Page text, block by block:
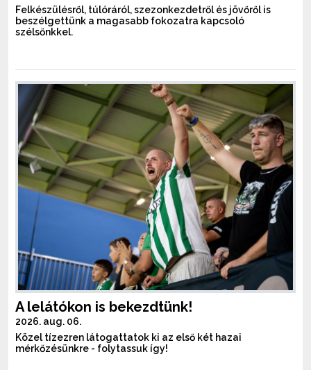
Felkészülésről, túlóráról, szezonkezdetről és jövőről is
beszélgettünk a magasabb fokozatra kapcsoló
szélsőnkkel.
A lelátókon is bekezdtünk!
2026. aug. 06.
Közel tízezren látogattatok ki az első két hazai
mérkőzésünkre - folytassuk így!